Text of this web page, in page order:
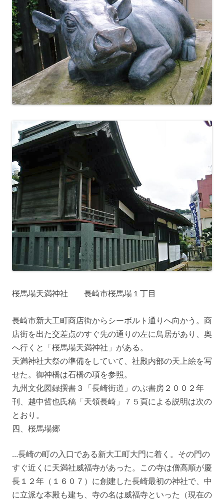
桜馬場天満神社 長崎市桜馬場１丁目
長崎市新大工町商店街からシーボルト通りへ向かう。商
店街を出た交差点のすぐ先の通りの左に鳥居があり、奥
へ行くと「桜馬場天満神社」がある。
天満神社大祭の準備をしていて、社殿内部の天上絵を写
せた。御神橋は石橋の項を参照。
九州文化図録撰書３「長崎街道」のぶ書房２００２年
刊、越中哲也氏稿「天領長崎」７５頁による説明は次の
とおり。
四、桜馬場郷
…長崎の町の入口である新大工町大門に着く。その門の
すぐ近くに天満社威福寺があった。この寺は僧高順が慶
長１２年（１６０７）に創建した長崎最初の神社で、中
に立派な本殿も建ち、寺の名は威福寺といった（現在の